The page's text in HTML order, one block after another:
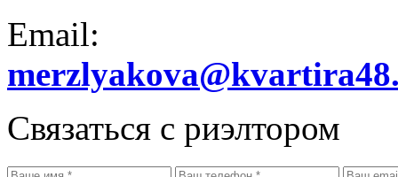
Email:
Связаться с риэлтором